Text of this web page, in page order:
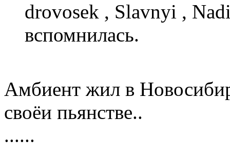
drovosek , Slavnyi ,
вспомнилась.
Амбиент жил в
своёи пьянстве..
......